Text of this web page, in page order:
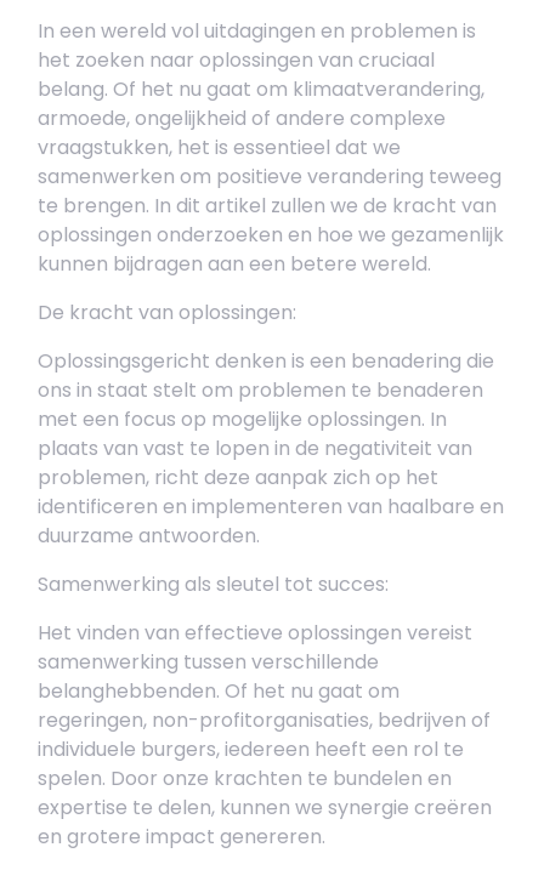
In een wereld vol uitdagingen en problemen is
het zoeken naar oplossingen van cruciaal
belang. Of het nu gaat om klimaatverandering,
armoede, ongelijkheid of andere complexe
vraagstukken, het is essentieel dat we
samenwerken om positieve verandering teweeg
te brengen. In dit artikel zullen we de kracht van
oplossingen onderzoeken en hoe we gezamenlijk
kunnen bijdragen aan een betere wereld.
De kracht van oplossingen:
Oplossingsgericht denken is een benadering die
ons in staat stelt om problemen te benaderen
met een focus op mogelijke oplossingen. In
plaats van vast te lopen in de negativiteit van
problemen, richt deze aanpak zich op het
identificeren en implementeren van haalbare en
duurzame antwoorden.
Samenwerking als sleutel tot succes:
Het vinden van effectieve oplossingen vereist
samenwerking tussen verschillende
belanghebbenden. Of het nu gaat om
regeringen, non-profitorganisaties, bedrijven of
individuele burgers, iedereen heeft een rol te
spelen. Door onze krachten te bundelen en
expertise te delen, kunnen we synergie creëren
en grotere impact genereren.